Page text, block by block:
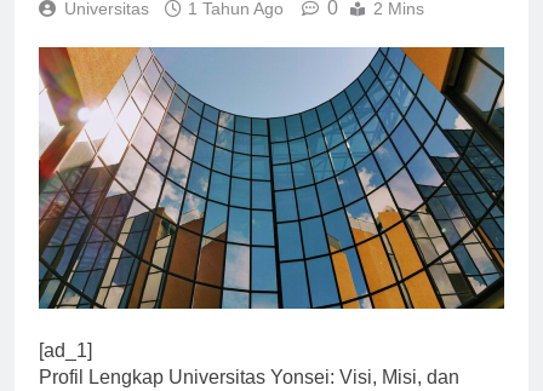
Universitas 1 Tahun Ago 0 2 Mins
[ad_1]
Profil Lengkap Universitas Yonsei: Visi, Misi, dan